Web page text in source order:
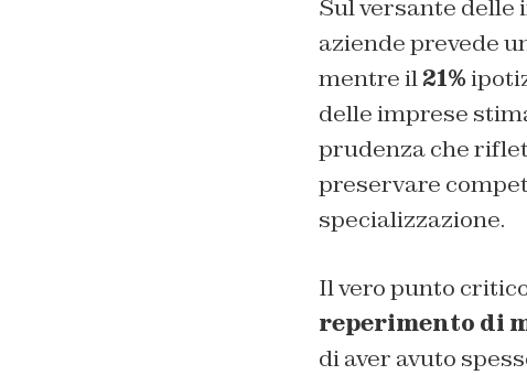
Sul versante delle
aziende prevede
mentre il21%
delle imprese
prudenza che
preservare
specializzazione.
Il vero punto
reperimento di
di aver avuto